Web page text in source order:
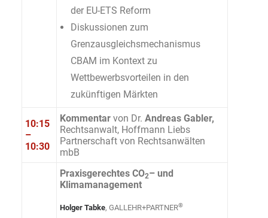
der EU-ETS Reform
Diskussionen zum
Grenzausgleichsmechanismus
CBAM im Kontext zu
Wettbewerbsvorteilen in den
zukünftigen Märkten
10:15
–
10:30
Kommentar von Dr. Andreas Gabler,
Rechtsanwalt, Hoffmann Liebs
Partnerschaft von Rechtsanwälten
mbB
Praxisgerechtes CO2– und
Klimamanagement
Holger Tabke, GALLEHR+PARTNER®